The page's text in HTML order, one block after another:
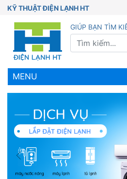
KỸ THUẬT ĐIỆN LẠNH HT
GIÚP BẠN TÌM
MENU